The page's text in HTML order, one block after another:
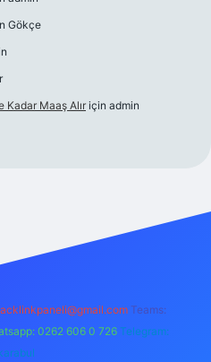
Gökçe
Kadar Maaş Alır için admin
Teams:
0262 606 0 726 Telegram: